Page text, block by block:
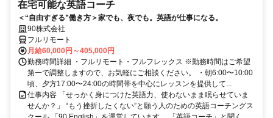
在宅可能な英語コーチ
＜“自由すぎる”働き方＞家でも、夜でも。英語が仕事になる。
90株式会社
フルリモート
月給60,000円～405,000円
勤務時間詳細 ・フルリモート・フルフレックス ※勤務時間はご希望
第一で調整しますので、お気軽にご相談ください。 ・朝6:00〜10:00
頃、夕方17:00〜24:00の時間帯を中心にレッスンを提供して...
仕事内容 「せっかく身につけた英語力、使わないまま眠らせていま
せんか？」 “もう挫折したくない”と願う人のための英語コーチングス